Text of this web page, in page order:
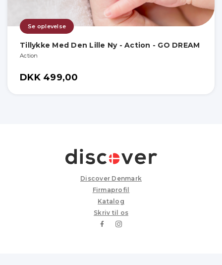
Se oplevelse
Tillykke Med Den Lille Ny - Action - GO DREAM
Action
DKK 499,00
Discover Denmark
Firmaprofil
Katalog
Skriv til os